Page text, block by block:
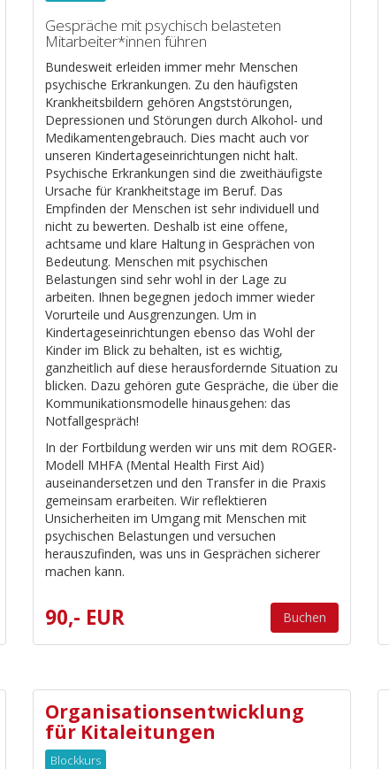
Gespräche mit psychisch belasteten
Mitarbeiter*innen führen
Bundesweit erleiden immer mehr Menschen
psychische Erkrankungen. Zu den häufigsten
Krankheitsbildern gehören Angststörungen,
Depressionen und Störungen durch Alkohol- und
Medikamentengebrauch. Dies macht auch vor
unseren Kindertageseinrichtungen nicht halt.
Psychische Erkrankungen sind die zweithäufigste
Ursache für Krankheitstage im Beruf. Das
Empfinden der Menschen ist sehr individuell und
nicht zu bewerten. Deshalb ist eine offene,
achtsame und klare Haltung in Gesprächen von
Bedeutung. Menschen mit psychischen
Belastungen sind sehr wohl in der Lage zu
arbeiten. Ihnen begegnen jedoch immer wieder
Vorurteile und Ausgrenzungen. Um in
Kindertageseinrichtungen ebenso das Wohl der
Kinder im Blick zu behalten, ist es wichtig,
ganzheitlich auf diese herausfordernde Situation zu
blicken. Dazu gehören gute Gespräche, die über die
Kommunikationsmodelle hinausgehen: das
Notfallgespräch!
In der Fortbildung werden wir uns mit dem ROGER-
Modell MHFA (Mental Health First Aid)
auseinandersetzen und den Transfer in die Praxis
gemeinsam erarbeiten. Wir reflektieren
Unsicherheiten im Umgang mit Menschen mit
psychischen Belastungen und versuchen
herauszufinden, was uns in Gesprächen sicherer
machen kann.
90,- EUR Buchen
Organisationsentwicklung
für Kitaleitungen
Blockkurs